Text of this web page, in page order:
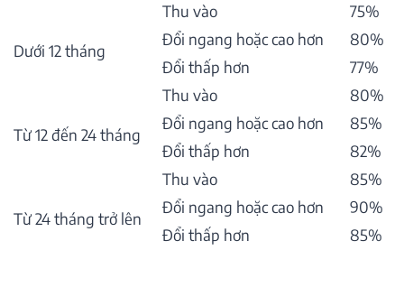
Dưới 12 tháng
Thu vào
75%
Đổi ngang hoặc cao hơn
80%
Đổi thấp hơn
77%
Từ 12 đến 24 tháng
Thu vào
80%
Đổi ngang hoặc cao hơn
85%
Đổi thấp hơn
82%
Từ 24 tháng trở lên
Thu vào
85%
Đổi ngang hoặc cao hơn
90%
Đổi thấp hơn
85%